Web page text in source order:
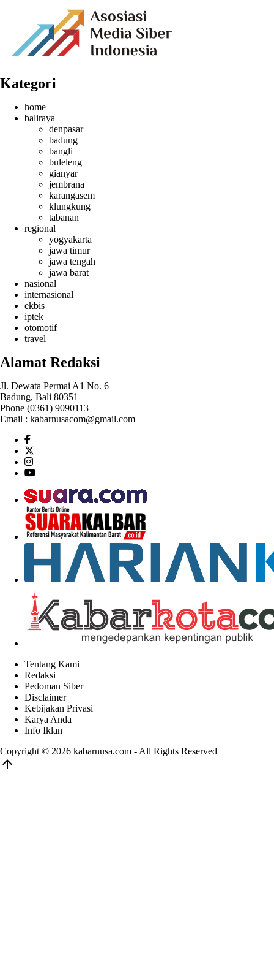
Kategori
home
baliraya
denpasar
badung
bangli
buleleng
gianyar
jembrana
karangasem
klungkung
tabanan
regional
yogyakarta
jawa timur
jawa tengah
jawa barat
nasional
internasional
ekbis
iptek
otomotif
travel
Alamat Redaksi
Jl. Dewata Permai A1 No. 6
Badung, Bali 80351
Phone (0361) 9090113
Email : kabarnusacom@gmail.com
Tentang Kami
Redaksi
Pedoman Siber
Disclaimer
Kebijakan Privasi
Karya Anda
Info Iklan
Copyright © 2026 kabarnusa.com - All Rights Reserved
arrow_upward